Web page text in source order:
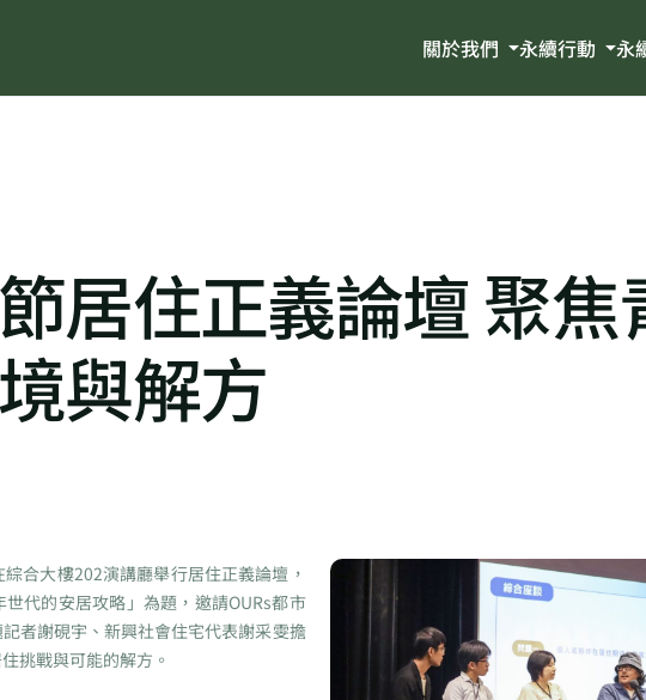
關於我們 永續行動 永
居住正義論壇 聚焦
與解方
合大樓202演講廳舉行居住正義論壇，
代的安居攻略」為題，邀請OURs都市
者謝硯宇、新興社會住宅代表謝采雯擔
挑戰與可能的解方。